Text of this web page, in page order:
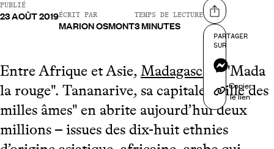
PUBLIÉ
23 AOÛT 2019ÉCRIT PAR
MARION OSMONT
TEMPS DE LECTURE
3 MINUTES
Partager sur
PARTAGER
SUR
Messenger
Copier
le lien
Entre Afrique et Asie, Madagascar; "Mada
la rouge". Tananarive, sa capitale, "ville des
milles âmes" en abrite aujourd’hui deux
millions – issues des dix-huit ethnies